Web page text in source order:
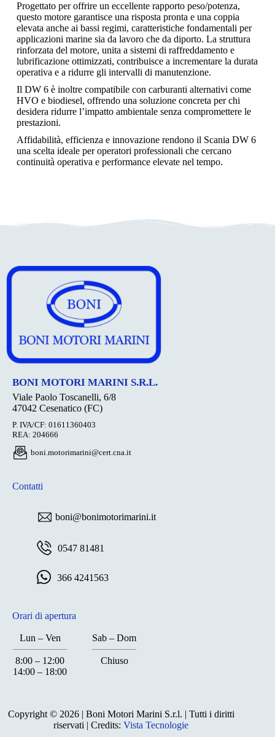
Progettato per offrire un eccellente rapporto peso/potenza,
questo motore garantisce una risposta pronta e una coppia
elevata anche ai bassi regimi, caratteristiche fondamentali per
applicazioni marine sia da lavoro che da diporto. La struttura
rinforzata del motore, unita a sistemi di raffreddamento e
lubrificazione ottimizzati, contribuisce a incrementare la durata
operativa e a ridurre gli intervalli di manutenzione.
Il DW 6 è inoltre compatibile con carburanti alternativi come
HVO e biodiesel, offrendo una soluzione concreta per chi
desidera ridurre l’impatto ambientale senza compromettere le
prestazioni.
Affidabilità, efficienza e innovazione rendono il Scania DW 6
una scelta ideale per operatori professionali che cercano
continuità operativa e performance elevate nel tempo.
BONI MOTORI MARINI S.R.L.
Viale Paolo Toscanelli, 6/8
47042 Cesenatico (FC)
P. IVA/CF: 01611360403
REA: 204666
boni.motorimarini@cert.cna.it
Contatti
boni@bonimotorimarini.it
0547 81481
366 4241563
Orari di apertura
Lun – Ven Sab – Dom
8:00 – 12:00
14:00 – 18:00
Chiuso
Copyright © 2026 | Boni Motori Marini S.r.l. | Tutti i diritti
riservati | Credits:Vista Tecnologie